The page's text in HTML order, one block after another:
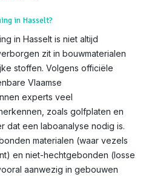
in Hasselt?
in Hasselt is niet altijd
zit in bouwmaterialen
stoffen. Volgens officiële
Vlaamse
experts veel
zoals golfplaten en
dat een laboanalyse nodig is.
materialen (waar vezels
en niet-hechtgebonden (losse
aanwezig in gebouwen